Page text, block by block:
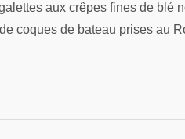
aux crêpes fines de blé
coques de bateau prises au